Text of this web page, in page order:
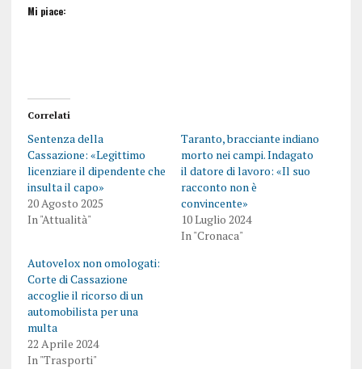
Mi piace:
Correlati
Sentenza della
Cassazione: «Legittimo
licenziare il dipendente che
insulta il capo»
20 Agosto 2025
In "Attualità"
Taranto, bracciante indiano
morto nei campi. Indagato
il datore di lavoro: «Il suo
racconto non è
convincente»
10 Luglio 2024
In "Cronaca"
Autovelox non omologati:
Corte di Cassazione
accoglie il ricorso di un
automobilista per una
multa
22 Aprile 2024
In "Trasporti"